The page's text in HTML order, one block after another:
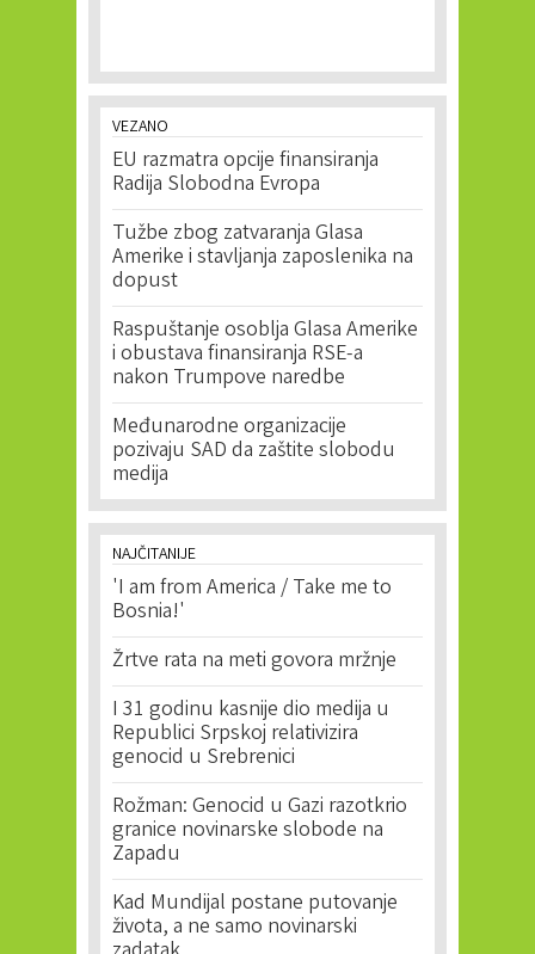
VEZANO
EU razmatra opcije finansiranja
Radija Slobodna Evropa
Tužbe zbog zatvaranja Glasa
Amerike i stavljanja zaposlenika na
dopust
Raspuštanje osoblja Glasa Amerike
i obustava finansiranja RSE-a
nakon Trumpove naredbe
Međunarodne organizacije
pozivaju SAD da zaštite slobodu
medija
NAJČITANIJE
'I am from America / Take me to
Bosnia!'
Žrtve rata na meti govora mržnje
I 31 godinu kasnije dio medija u
Republici Srpskoj relativizira
genocid u Srebrenici
Rožman: Genocid u Gazi razotkrio
granice novinarske slobode na
Zapadu
Kad Mundijal postane putovanje
života, a ne samo novinarski